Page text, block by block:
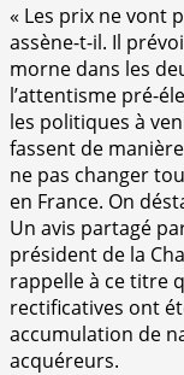
« Les prix ne vont
assène-t-il. Il
morne dans les
l’attentisme pré-
les politiques à
fassent de
ne pas changer
en France. On
Un avis partagé
président de la
rappelle à ce titre
rectificatives ont
accumulation de
acquéreurs.